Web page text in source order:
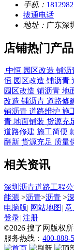
手机：
拔通电话
地址： 广东深
店铺热门产品
中恒 园区改造 铺
恒 园区改造 铺沥青
园区改造 铺沥青 地
改造 铺沥青 道路修
铺沥青 道路维护 施
青 地面铺装 货源充
道路修建 施工简便
翻新 货源充足 质量
相关资讯
深圳沥青道路工程公
能源 >沥青>沥青 >
电脑版| 网站地图| 意
登录| 注册
©2026 搜了网 版权
服务热线： 400-888-